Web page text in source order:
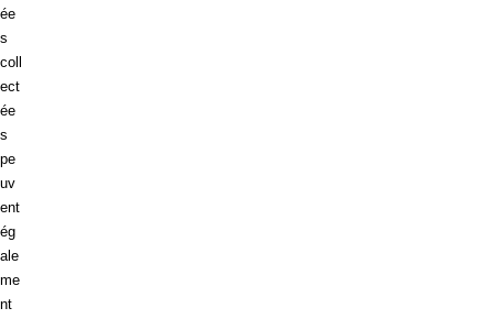
ée
s
coll
ect
ée
s
pe
uv
ent
ég
ale
me
nt